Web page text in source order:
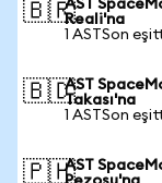
🇧🇷AST
Reali'na
1 ASTSon
🇧🇩AST
Takası'na
1 ASTSon
🇵🇭AST